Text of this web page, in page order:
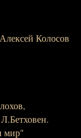
Колосов
мир"